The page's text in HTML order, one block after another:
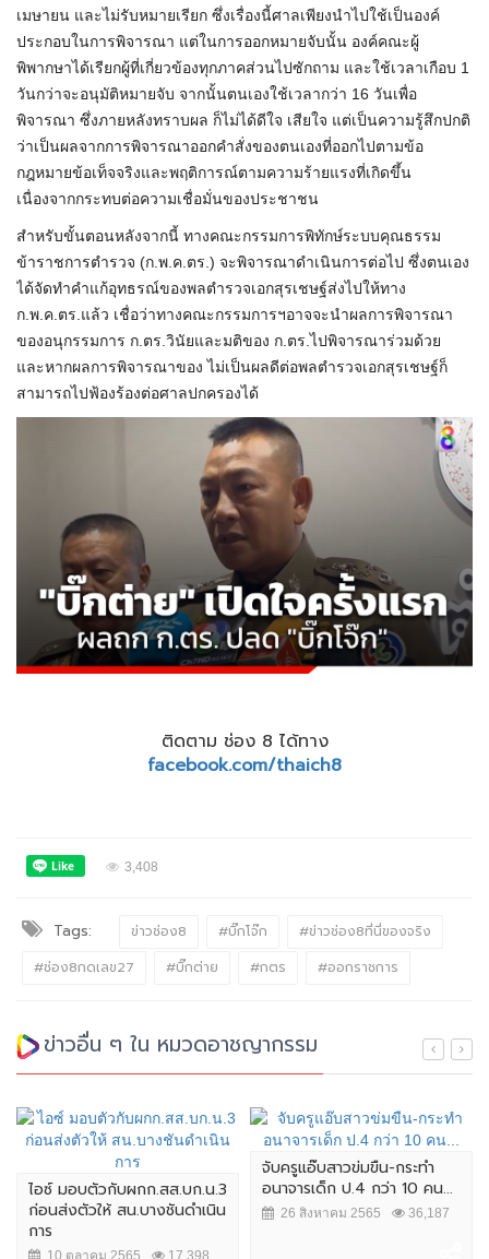
เมษายน และไม่รับหมายเรียก ซึ่งเรื่องนี้ศาลเพียงนำไปใช้เป็นองค์
ประกอบในการพิจารณา แต่ในการออกหมายจับนั้น องค์คณะผู้
พิพากษาได้เรียกผู้ที่เกี่ยวข้องทุกภาคส่วนไปซักถาม และใช้เวลาเกือบ 1
วันกว่าจะอนุมัติหมายจับ จากนั้นตนเองใช้เวลากว่า 16 วันเพื่อ
พิจารณา ซึ่งภายหลังทราบผล ก็ไม่ได้ดีใจ เสียใจ แต่เป็นความรู้สึกปกติ
ว่าเป็นผลจากการพิจารณาออกคำสั่งของตนเองที่ออกไปตามข้อ
กฎหมายข้อเท็จจริงและพฤติการณ์ตามความร้ายแรงที่เกิดขึ้น
เนื่องจากกระทบต่อความเชื่อมั่นของประชาชน
สำหรับขั้นตอนหลังจากนี้ ทางคณะกรรมการพิทักษ์ระบบคุณธรรม
ข้าราชการตำรวจ (ก.พ.ค.ตร.) จะพิจารณาดำเนินการต่อไป ซึ่งตนเอง
ได้จัดทำคำแก้อุทธรณ์ของพลตำรวจเอกสุรเชษฐ์ส่งไปให้ทาง
ก.พ.ค.ตร.แล้ว เชื่อว่าทางคณะกรรมการฯอาจจะนำผลการพิจารณา
ของอนุกรรมการ ก.ตร.วินัยและมติของ ก.ตร.ไปพิจารณาร่วมด้วย
และหากผลการพิจารณาของ ไม่เป็นผลดีต่อพลตำรวจเอกสุรเชษฐ์ก็
สามารถไปฟ้องร้องต่อศาลปกครองได้
ติดตาม ช่อง 8 ได้ทาง
facebook.com/thaich8
3,408
Tags: ข่าวช่อง8 #บิ๊กโจ๊ก
#ข่าวช่อง8ที่นี่ของจริง
#ช่อง8กดเลข27
#บิ๊กต่าย #กตร #ออกราชการ
ข่าวอื่น ๆ ใน หมวดอาชญากรรม
ไอซ์ มอบตัวกับผกก.สส.บก.น.3
ก่อนส่งตัวให้ สน.บางชันดำเนิน
การ
จับครูแอ๊บสาวข่มขืน-กระทำ
อนาจารเด็ก ป.4 กว่า 10 คน...
26 สิงหาคม 2565 36,187